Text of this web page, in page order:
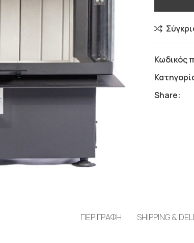
Κωδικός
Share:
ΠΕΡΙΓΡΑΦΗ SHIPPING &